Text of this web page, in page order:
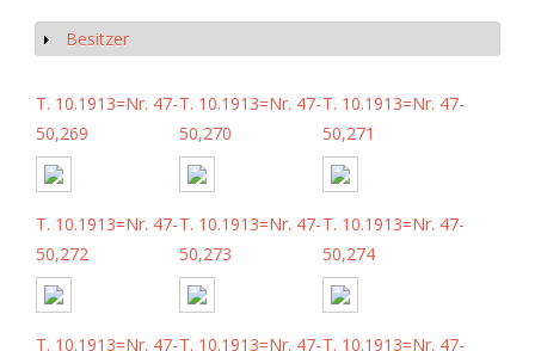
Anzeigen
Besitzer
T. 10.1913=Nr. 47-
50,269
T. 10.1913=Nr. 47-
50,270
T. 10.1913=Nr. 47-
50,271
T. 10.1913=Nr. 47-
50,272
T. 10.1913=Nr. 47-
50,273
T. 10.1913=Nr. 47-
50,274
T. 10.1913=Nr. 47-T. 10.1913=Nr. 47-T. 10.1913=Nr. 47-